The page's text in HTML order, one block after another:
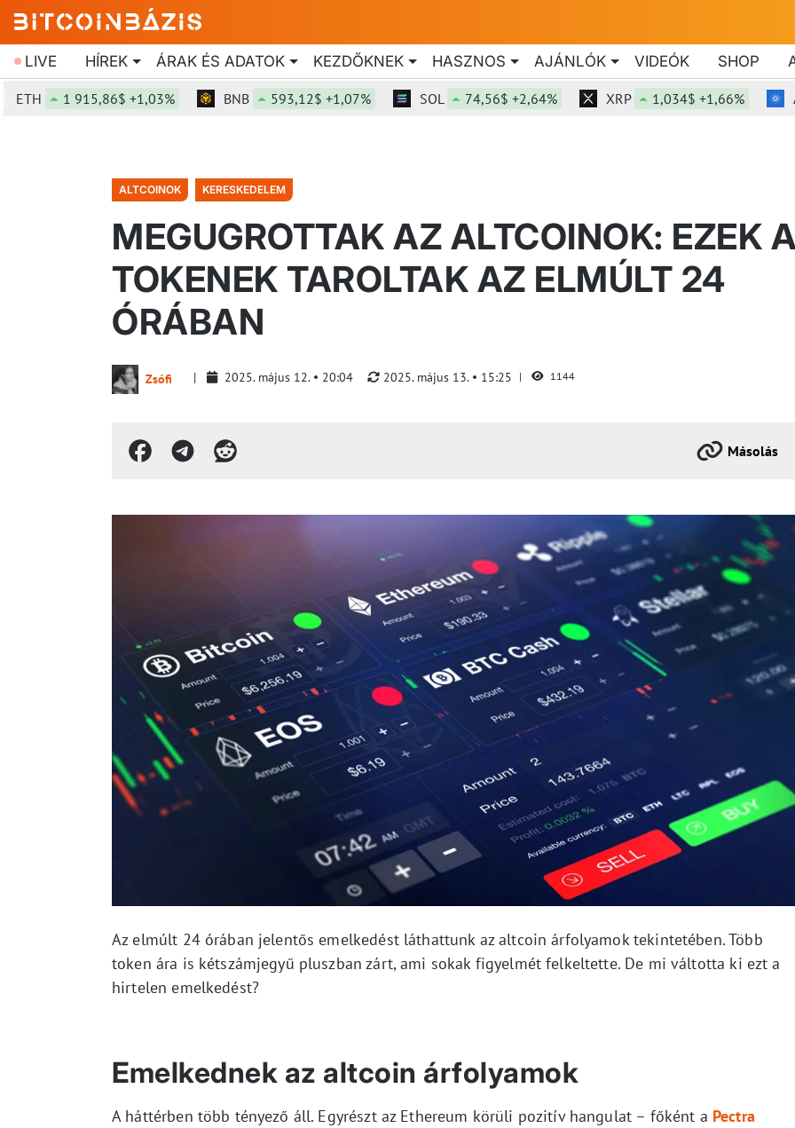
LIVE HÍREK ÁRAK ÉS ADATOK KEZDŐKNEK HASZNOS AJÁNLÓK VIDEÓK SHOP
1 915,86$ +1,03% BNB 593,12$ +1,07% SOL 74,56$ +2,64% XRP 1,034$ +1,66% ADA
ALTCOINOK KERESKEDELEM
MEGUGROTTAK AZ ALTCOINOK: EZEK
TOKENEK TAROLTAK AZ ELMÚLT 24
ÓRÁBAN
Zsófi 2025. május 12. 20:04 2025. május 13. 15:25 1144
Másolás
Az elmúlt 24 órában jelentős emelkedést láthattunk az altcoin árfolyamok tekintetében. Több
token ára is kétszámjegyű pluszban zárt, ami sokak figyelmét felkeltette. De mi váltotta ki ezt a
hirtelen emelkedést?
Emelkednek az altcoin árfolyamok
A háttérben több tényező áll. Egyrészt az Ethereum körüli pozitív hangulat – főként a Pectra